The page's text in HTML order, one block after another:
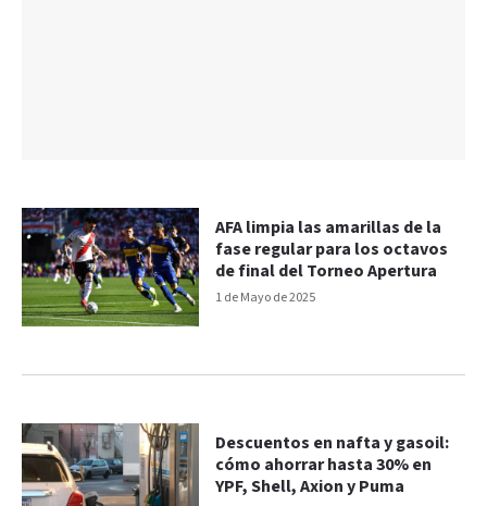
1 de Mayo de 2025
AFA limpia las amarillas de la
fase regular para los octavos
de final del Torneo Apertura
Descuentos en nafta y gasoil:
cómo ahorrar hasta 30% en
YPF, Shell, Axion y Puma